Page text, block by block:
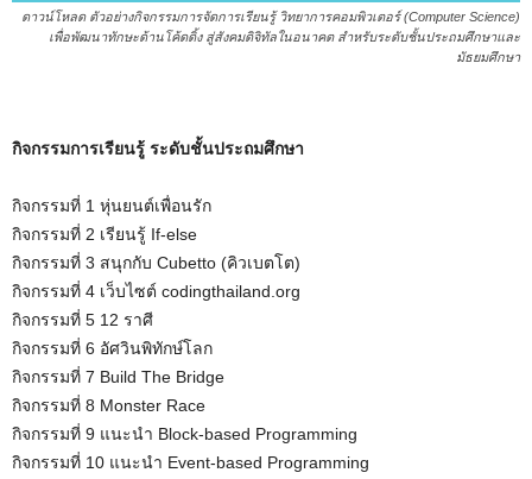
ดาวน์โหลด ตัวอย่างกิจกรรมการจัดการเรียนรู้ วิทยาการคอมพิวเตอร์ (Computer Science)
เพื่อพัฒนาทักษะด้านโค้ดดิ้ง สู่สังคมดิจิทัลในอนาคต สำหรับระดับชั้นประถมศึกษาและ
มัธยมศึกษา
กิจกรรมการเรียนรู้ ระดับชั้นประถมศึกษา
กิจกรรมที่ 1 หุ่นยนต์เพื่อนรัก
กิจกรรมที่ 2 เรียนรู้ If-else
กิจกรรมที่ 3 สนุกกับ Cubetto (คิวเบตโต)
กิจกรรมที่ 4 เว็บไซต์ codingthailand.org
กิจกรรมที่ 5 12 ราศี
กิจกรรมที่ 6 อัศวินพิทักษ์โลก
กิจกรรมที่ 7 Build The Bridge
กิจกรรมที่ 8 Monster Race
กิจกรรมที่ 9 แนะนำ Block-based Programming
กิจกรรมที่ 10 แนะนำ Event-based Programming